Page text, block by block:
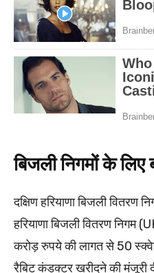
बिजली निगमों के लिए
दक्षिण हरियाणा बिजली
हरियाणा बिजली वितरण निगम
करोड़ रुपये की लागत से 50
रैबिट कंडक्टर खरीदने की मंजूरी